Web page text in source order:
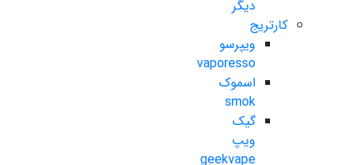
دیگر
کارتریج
ویپرسو
vaporesso
اسموک
smok
گیک
ویپ
geekvape